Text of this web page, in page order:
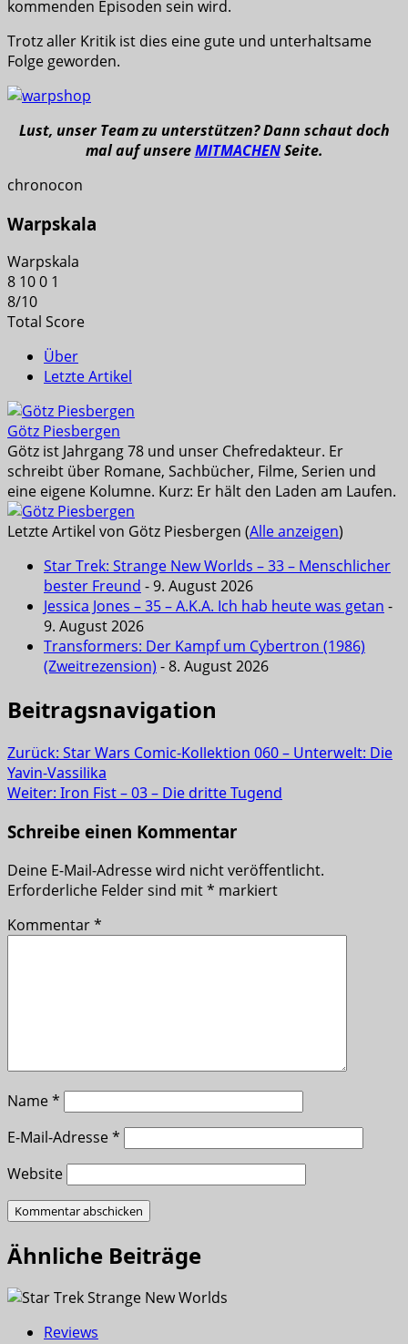
kommenden Episoden sein wird.
Trotz aller Kritik ist dies eine gute und unterhaltsame
Folge geworden.
Lust, unser Team zu unterstützen? Dann schaut doch
mal auf unsereMITMACHENSeite.
chronocon
Warpskala
Warpskala
8 100 1
8/10
Total Score
Über
Letzte Artikel
Götz Piesbergen
Götz ist Jahrgang 78 und unser Chefredakteur. Er
schreibt über Romane, Sachbücher, Filme, Serien und
eine eigene Kolumne. Kurz: Er hält den Laden am Laufen.
Letzte Artikel von Götz Piesbergen (Alle anzeigen)
Star Trek: Strange New Worlds – 33 – Menschlicher
bester Freund - 9. August 2026
Jessica Jones – 35 – A.K.A. Ich hab heute was getan -
9. August 2026
Transformers: Der Kampf um Cybertron (1986)
(Zweitrezension) - 8. August 2026
Beitragsnavigation
Zurück: Star Wars Comic-Kollektion 060 – Unterwelt: Die
Yavin-Vassilika
Weiter: Iron Fist – 03 – Die dritte Tugend
Schreibe einen Kommentar
Deine E-Mail-Adresse wird nicht veröffentlicht.
Erforderliche Felder sind mit* markiert
Kommentar*
Name*
E-Mail-Adresse*
Website
Ähnliche Beiträge
Reviews